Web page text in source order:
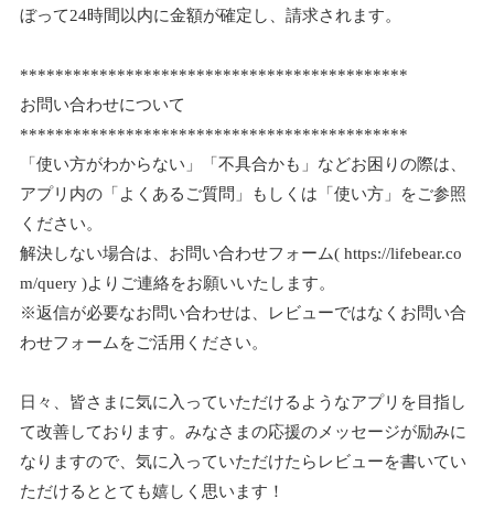
ぼって24時間以内に金額が確定し、請求されます。
********************************************
お問い合わせについて
********************************************
「使い方がわからない」「不具合かも」などお困りの際は、
アプリ内の「よくあるご質問」もしくは「使い方」をご参照
ください。
解決しない場合は、お問い合わせフォーム( https://lifebear.co
m/query )よりご連絡をお願いいたします。
※返信が必要なお問い合わせは、レビューではなくお問い合
わせフォームをご活用ください。
日々、皆さまに気に入っていただけるようなアプリを目指し
て改善しております。みなさまの応援のメッセージが励みに
なりますので、気に入っていただけたらレビューを書いてい
ただけるととても嬉しく思います！